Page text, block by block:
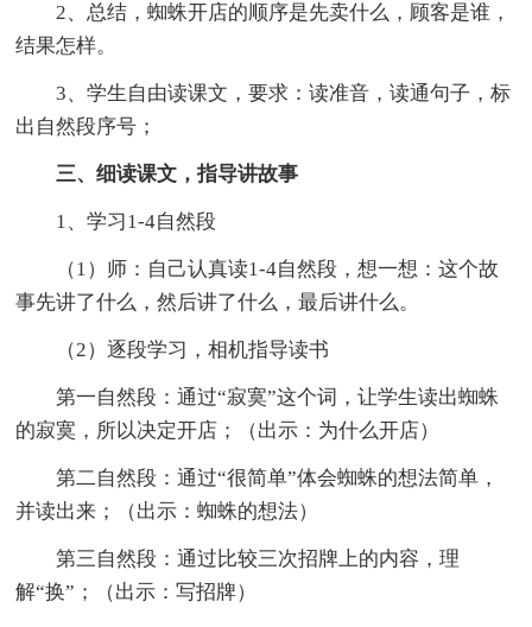
2、总结，蜘蛛开店的顺序是先卖什么，顾客是谁，
结果怎样。
3、学生自由读课文，要求：读准音，读通句子，标
出自然段序号；
三、细读课文，指导讲故事
1、学习1-4自然段
（1）师：自己认真读1-4自然段，想一想：这个故
事先讲了什么，然后讲了什么，最后讲什么。
（2）逐段学习，相机指导读书
第一自然段：通过“寂寞”这个词，让学生读出蜘蛛
的寂寞，所以决定开店；（出示：为什么开店）
第二自然段：通过“很简单”体会蜘蛛的想法简单，
并读出来；（出示：蜘蛛的想法）
第三自然段：通过比较三次招牌上的内容，理
解“换”；（出示：写招牌）